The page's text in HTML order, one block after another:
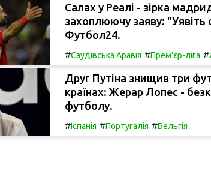
Салах у Реалі - зірка
захоплюючу заяву: "Уявіть
Футбол24.
#Саудівська Аравія #Прем'єр-ліга #
Друг Путіна знищив три
країнах: Жерар Лопес -
футболу.
#Іспанія #Португалія #Бельгія